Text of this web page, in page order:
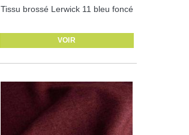
Tissu brossé Lerwick 11 bleu foncé
VOIR